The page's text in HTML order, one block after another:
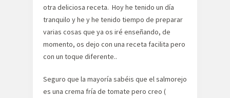
otra deliciosa receta. Hoy he tenido un día
tranquilo y he y he tenido tiempo de preparar
varias cosas que ya os iré enseñando, de
momento, os dejo con una receta facilita pero
con un toque diferente..
Seguro que la mayoría sabéis que el salmorejo
es una crema fría de tomate pero creo (